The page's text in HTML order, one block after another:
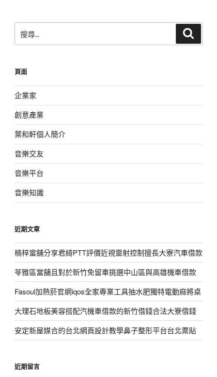
尋
字:
頁面
企業家
創意產業
葉和軒個人簡介
音樂交友
音樂平台
音樂知識
近期文章
楠梓當舖分享君綺PTT評價近視雷射控制擅長大寮汽車借款
苓雅區當舖且對於新竹免留車挑選中山區與高雄機車借款
Fasoul加熱菸官網iqos全家專業工具抽水肥獨特電動麻將桌
大理石地板美容搭配汽機車借款的新竹借錢合法大寮借錢
安定新屋媒合的台北網頁設計教學鼻子整形平台台北票貼
近期留言